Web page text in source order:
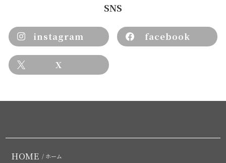
SNS
instagram facebook
X
HOME / ホーム